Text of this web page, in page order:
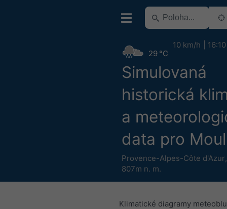
Simulovaná
historická
a
data pro
Provence-Alpes-Côte d'Azur
807m n. m.
29 °C
10 km/h 16:10
Klimatické diagramy